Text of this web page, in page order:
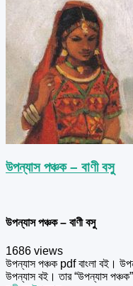
উপন্যাস পঞ্চক – বাণী বসু
উপন্যাস পঞ্চক – বাণী বসু
1686 views
উপন্যাস পঞ্চক pdf বাংলা বই।
উপন্যাস বই। তার “উপন্যাস